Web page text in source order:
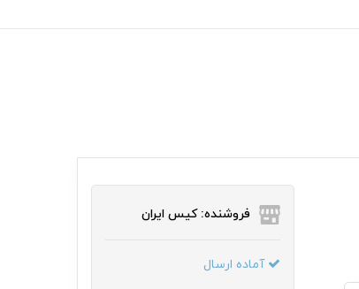
فروشنده: کیس ایران
آماده ارسال